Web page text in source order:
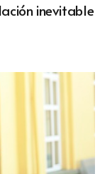
inevitable